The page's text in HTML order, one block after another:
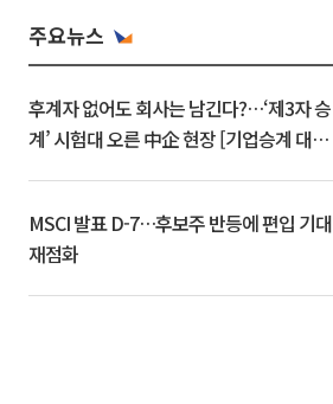
주요뉴스
후계자 없어도 회사는 남긴다?…‘제3자 승
계’ 시험대 오른 中企 현장 [기업승계 대전
MSCI 발표 D-7…후보주 반등에 편입 기대
재점화